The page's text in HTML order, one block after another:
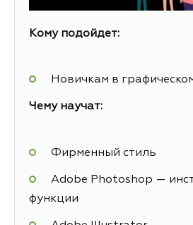
Кому подойдет:
Новичкам в
Чему научат:
Фирменный стиль
Adobe Photoshop —
функции